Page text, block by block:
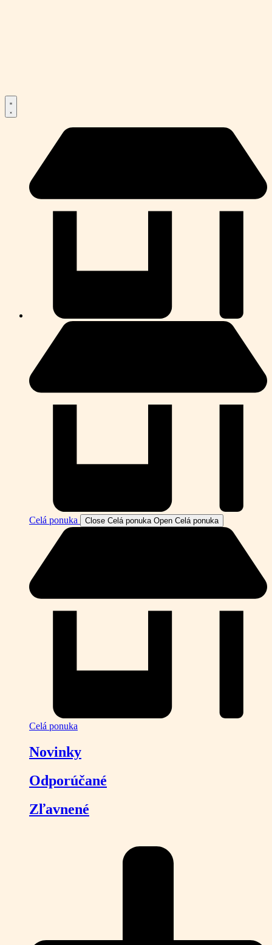
Celá ponuka Close Celá ponuka Open Celá ponuka
Celá ponuka
Novinky
Odporúčané
Zľavnené